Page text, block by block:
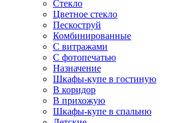
Стекло
Цветное стекло
Пескоструй
Комбинированные
С витражами
С фотопечатью
Назначение
Шкафы-купе в гостиную
В коридор
В прихожую
Шкафы-купе в спальню